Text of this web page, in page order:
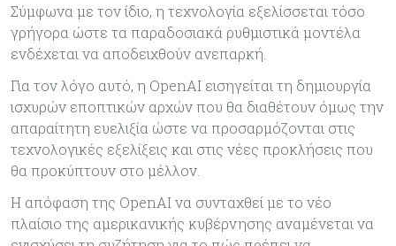
Σύμφωνα με τον ίδιο, η τεχνολογία εξελίσσεται τόσο
γρήγορα ώστε τα παραδοσιακά ρυθμιστικά μοντέλα
ενδέχεται να αποδειχθούν ανεπαρκή.
Για τον λόγο αυτό, η OpenAI εισηγείται τη δημιουργία
ισχυρών εποπτικών αρχών που θα διαθέτουν όμως την
απαραίτητη ευελιξία ώστε να προσαρμόζονται στις
τεχνολογικές εξελίξεις και στις νέες προκλήσεις που
θα προκύπτουν στο μέλλον.
Η απόφαση της OpenAI να συνταχθεί με το νέο
πλαίσιο της αμερικανικής κυβέρνησης αναμένεται να